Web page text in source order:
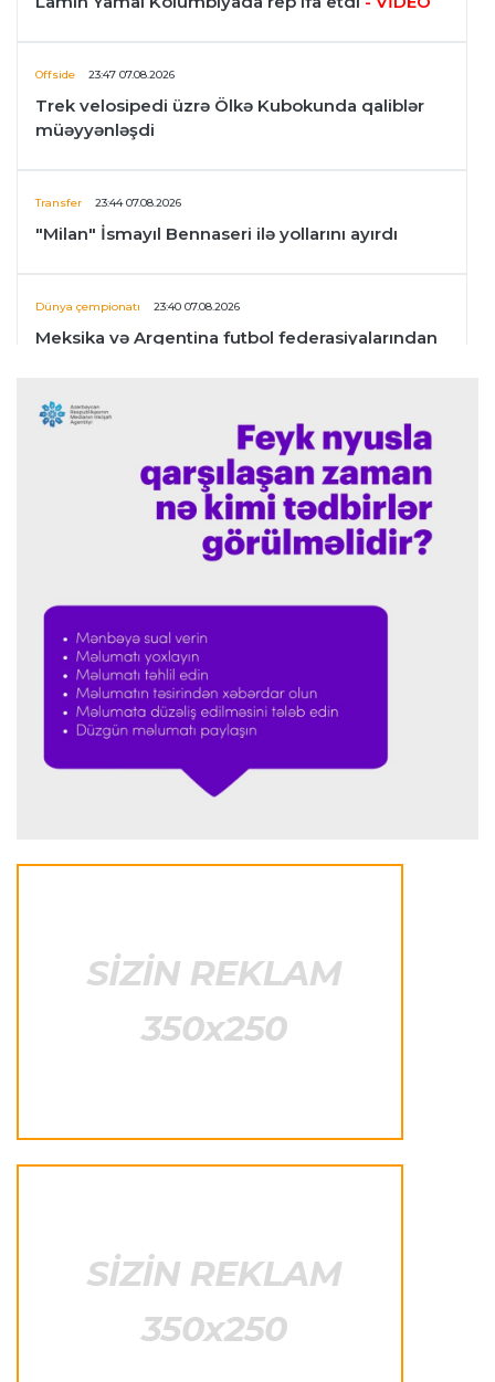
Offside 23:47 07.08.2026
Trek velosipedi üzrə Ölkə Kubokunda qaliblər
müəyyənləşdi
Transfer 23:44 07.08.2026
"Milan" İsmayıl Bennaseri ilə yollarını ayırdı
Dünya çempionatı 23:40 07.08.2026
Meksika və Argentina futbol federasiyalarından
"Formula 1" pilotlarının 2026-cı il reytinqi
qatdı
Formula-1 23:29 07.08.2026
"Antonellinin potensialına heç vaxt şübhə
etməmişəm"
"Onun istedadı uşaq yaşlarından bəlli idi"
Lukaku ilə "Monako" arasında danışıqlar